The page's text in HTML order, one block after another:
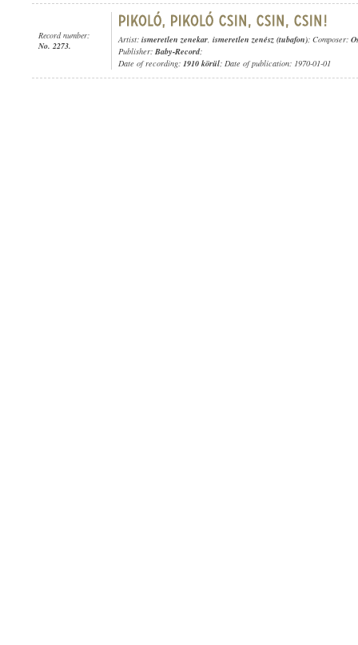
Record number:
No. 2273.
Artist: ismeretlen zenekar, ismeretlen zenész (tubafon); Composer:
Publisher: Baby-Record;
Date of recording: 1910 körül; Date of publication: 1970-01-01